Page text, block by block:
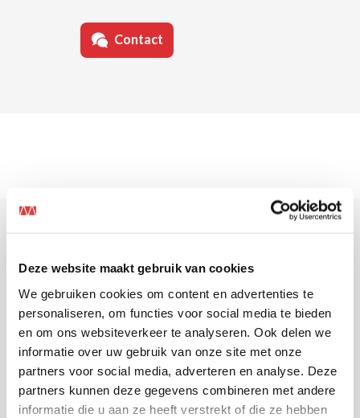
Deze website maakt gebruik van cookies
We gebruiken cookies om content en advertenties te
personaliseren, om functies voor social media te bieden
en om ons websiteverkeer te analyseren. Ook delen we
informatie over uw gebruik van onze site met onze
partners voor social media, adverteren en analyse. Deze
partners kunnen deze gegevens combineren met andere
informatie die u aan ze heeft verstrekt of die ze hebben
Contact
Overtuigd? Solliciteer
dan direct!